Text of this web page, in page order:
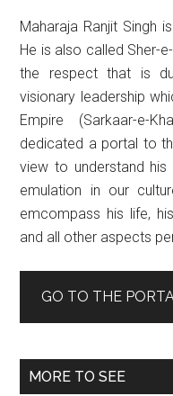
Maharaja Ranjit Singh
He is also called Sher-
the respect that is
visionary leadership
Empire (Sarkaar-e-
dedicated a portal to
view to understand
emulation in our
emcompass his life,
and all other aspects
GO TO THE
MORE TO SEE